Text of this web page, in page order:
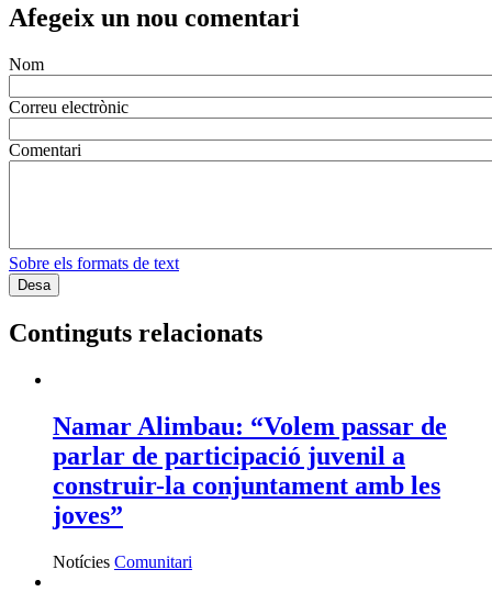
Afegeix un nou comentari
Nom
Correu electrònic
Comentari
Sobre els formats de text
Continguts relacionats
Namar Alimbau: “Volem passar de
parlar de participació juvenil a
construir-la conjuntament amb les
joves”
Notícies Comunitari